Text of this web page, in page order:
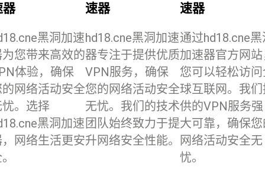
器
黑洞加速
您带来高效的
体验，确保
网络活动安全
。选择
黑洞加速
网络生活更安
速器
hd18.cne黑洞加速
器专注于提供优质
VPN服务，确保
您的网络活动安全
无忧。我们的技术
团队始终致力于提
升网络安全性能。
速器
通过hd18.cne黑
加速器官方网
您可以轻松访
球互联网。我
供的VPN服务强
大可靠，确保
网络活动安全无
忧。